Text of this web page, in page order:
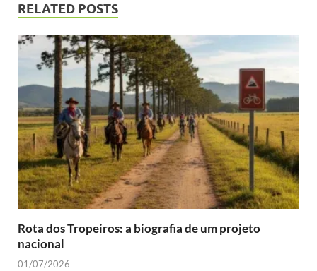
RELATED POSTS
Rota dos Tropeiros: a biografia de um projeto
nacional
01/07/2026